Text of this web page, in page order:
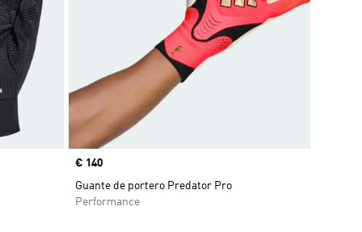
Precio
€ 140
Guante de portero Predator Pro
Performance